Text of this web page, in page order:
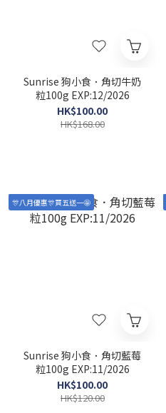
Sunrise 狗小食．角切牛奶
粒100g EXP:12/2026
HK$100.00
HK$168.00
🎊八月優惠🎊買五送一🤩
Sunrise 狗小食．角切藍莓
粒100g EXP:11/2026
HK$100.00
HK$120.00